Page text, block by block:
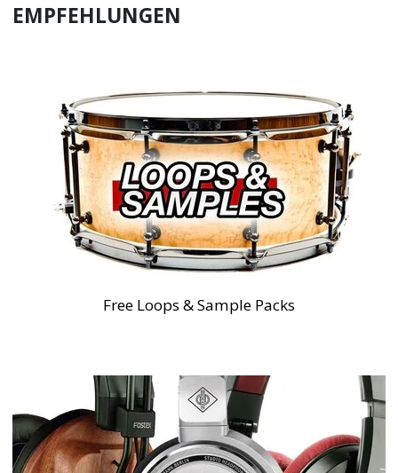
EMPFEHLUNGEN
Free Loops & Sample Packs